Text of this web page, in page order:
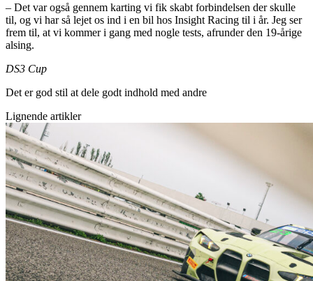
– Det var også gennem karting vi fik skabt forbindelsen der skulle
til, og vi har så lejet os ind i en bil hos Insight Racing til i år. Jeg ser
frem til, at vi kommer i gang med nogle tests, afrunder den 19-årige
alsing.
DS3 Cup
Det er god stil at dele godt indhold med andre
Lignende artikler